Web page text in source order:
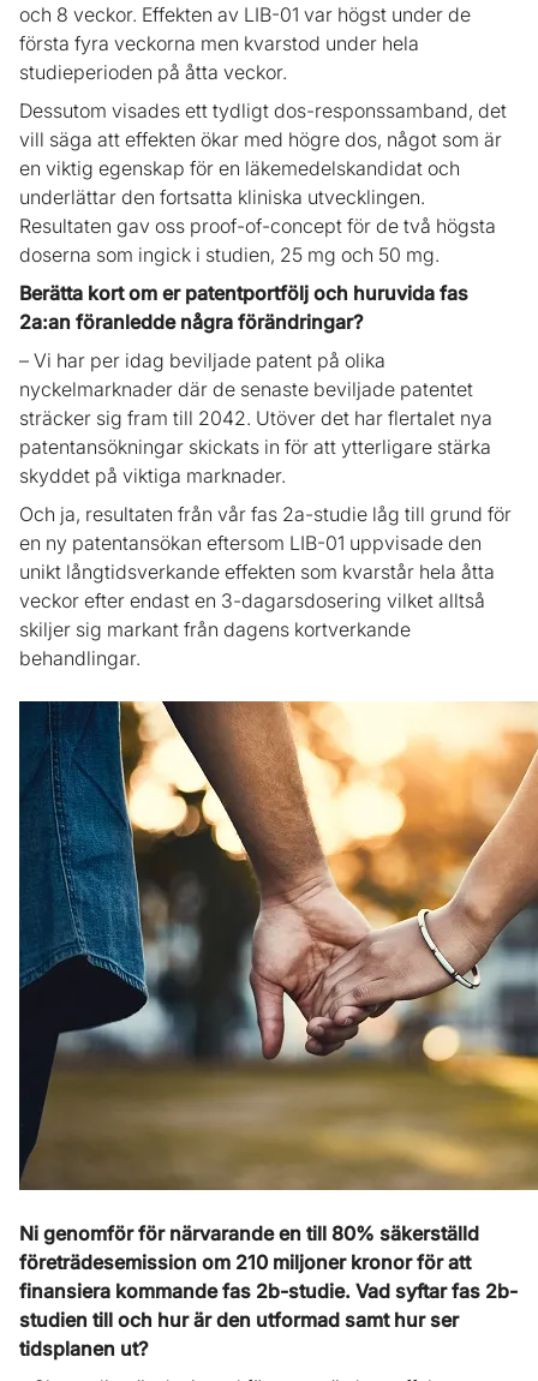
och 8 veckor. Effekten av LIB-01 var högst under de
första fyra veckorna men kvarstod under hela
studieperioden på åtta veckor.
Dessutom visades ett tydligt dos-responssamband, det
vill säga att effekten ökar med högre dos, något som är
en viktig egenskap för en läkemedelskandidat och
underlättar den fortsatta kliniska utvecklingen.
Resultaten gav oss proof-of-concept för de två högsta
doserna som ingick i studien, 25 mg och 50 mg.
Berätta kort om er patentportfölj och huruvida fas
2a:an föranledde några förändringar?
– Vi har per idag beviljade patent på olika
nyckelmarknader där de senaste beviljade patentet
sträcker sig fram till 2042. Utöver det har flertalet nya
patentansökningar skickats in för att ytterligare stärka
skyddet på viktiga marknader.
Och ja, resultaten från vår fas 2a-studie låg till grund för
en ny patentansökan eftersom LIB-01 uppvisade den
unikt långtidsverkande effekten som kvarstår hela åtta
veckor efter endast en 3-dagarsdosering vilket alltså
skiljer sig markant från dagens kortverkande
behandlingar.
Ni genomför för närvarande en till 80% säkerställd
företrädesemission om 210 miljoner kronor för att
finansiera kommande fas 2b-studie. Vad syftar fas 2b-
studien till och hur är den utformad samt hur ser
tidsplanen ut?